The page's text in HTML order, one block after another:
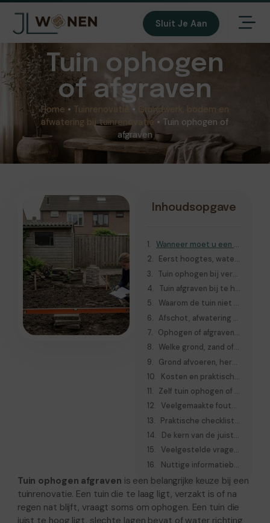
Sluit Je Aan
Tuin ophogen
of afgraven
Home • Tuinrenovatie •
Grondwerk, bodem en
afwatering bij tuinrenovatie • Tuin ophogen of
afgraven
Inhoudsopgave
Wanneer moet u een tuin ophogen of afgraven?
Eerst hoogtes, waterloop en bodem beoordelen
Tuin ophogen bij verzakking, natte plekken of lage delen
Tuin afgraven bij te hoge bestrating, oude lagen of slechte grond
Waarom de tuin niet overal waterpas moet worden
Afschot, afwatering en regenwater goed meenemen
Ophogen of afgraven voor terras, paden, gazon en borders
Welke grond, zand of ophoogmateriaal gebruikt u?
Grond afvoeren, hergebruiken of verbeteren
Kosten en praktische factoren bij grondverzet
Zelf tuin ophogen of afgraven of een hovenier inschakelen
Veelgemaakte fouten bij tuin ophogen afgraven
Praktische checklist vóór u begint
De kern van de juiste tuinhoogte voor renovatie
Veelgestelde vragen over tuin ophogen afgraven
Nuttige informatiebronnen
Tuin ophogen afgraven is een belangrijke keuze bij een
tuinrenovatie. Een tuin die te laag ligt, verzakt is of na
regen nat blijft, vraagt soms om ophogen. Een tuin die
juist te hoog ligt, slechte lagen bevat of water richting